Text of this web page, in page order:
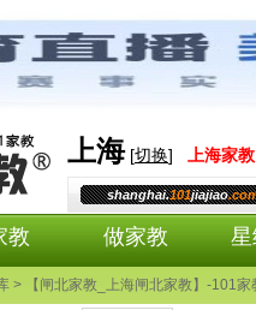
上海[切换] 上海家教
shanghai.101jiajiao
教 做家教 星
> 【闸北家教_上海闸北家教】-101家